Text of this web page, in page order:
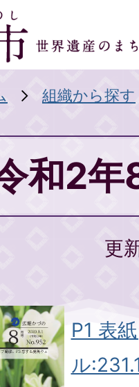
組織から探す
和2年
更
P1 表
ル